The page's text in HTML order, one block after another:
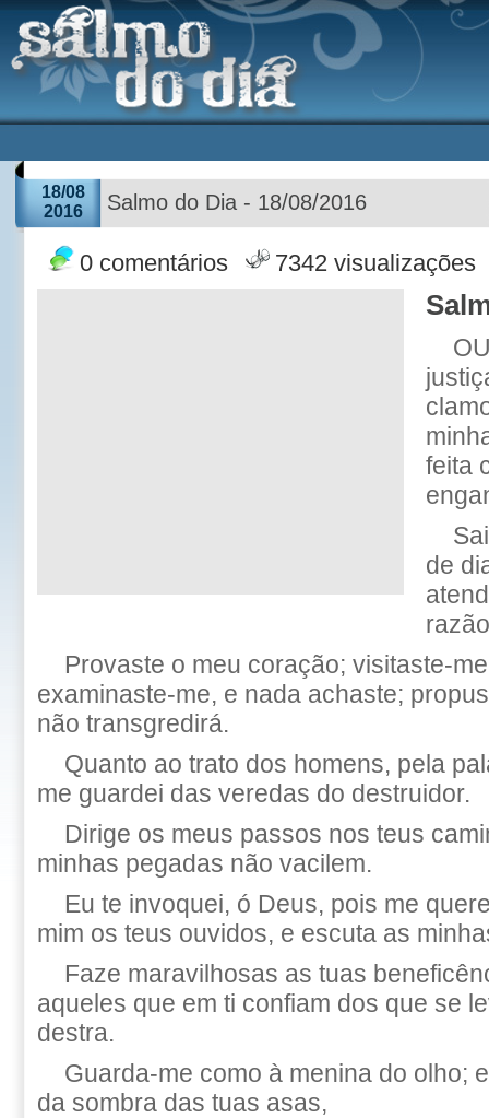
18/08
2016
Salmo do Dia - 18/08/2016
0 comentários 7342 visualizações
feita
de
Provaste o meu coração; visitaste-
examinaste-me, e nada achaste;
não transgredirá.
Quanto ao trato dos homens, pela
me guardei das veredas do destruidor.
Dirige os meus passos nos teus
minhas pegadas não vacilem.
Eu te invoquei, ó Deus, pois me
mim os teus ouvidos, e escuta as
Faze maravilhosas as tuas
aqueles que em ti confiam dos que se
destra.
Guarda-me como à menina do olho;
da sombra das tuas asas,